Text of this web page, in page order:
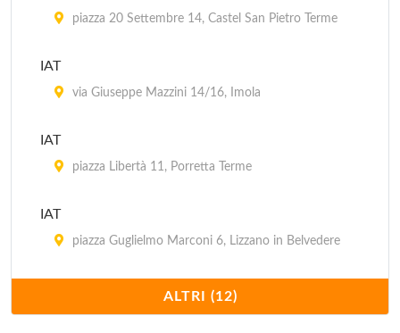
piazza 20 Settembre 14, Castel San Pietro Terme
IAT
via Giuseppe Mazzini 14/16, Imola
IAT
piazza Libertà 11, Porretta Terme
IAT
piazza Guglielmo Marconi 6, Lizzano in Belvedere
IAT Aereoporto Guglielmo Marconi
via Triumvurato 84, Bologna
ALTRI (12)